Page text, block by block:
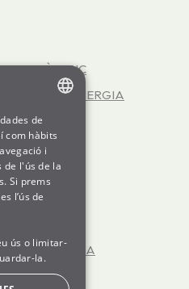
ELÈCTRIC
INFOENERGIA
CONTRACTADA
ENGLISH
SPANISH
GL
de
com hàbits
i
de l'ús de la
Si prems
l’ús de
ús o limitar-
la.